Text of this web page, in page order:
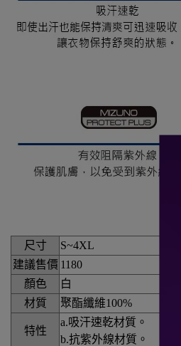
尺寸
S~4XL
建議售價 1180
顏色
白
材質
聚酯纖維100%
特性
a.吸汗速乾材質。
b.抗紫外線材質。